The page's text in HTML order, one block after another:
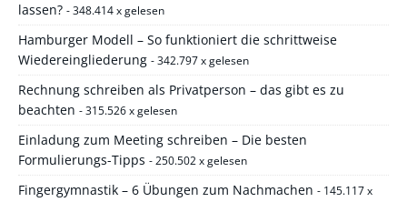
lassen? - 348.414 x gelesen
Hamburger Modell – So funktioniert die schrittweise
Wiedereingliederung - 342.797 x gelesen
Rechnung schreiben als Privatperson – das gibt es zu
beachten - 315.526 x gelesen
Einladung zum Meeting schreiben – Die besten
Formulierungs-Tipps - 250.502 x gelesen
Fingergymnastik – 6 Übungen zum Nachmachen - 145.117 x